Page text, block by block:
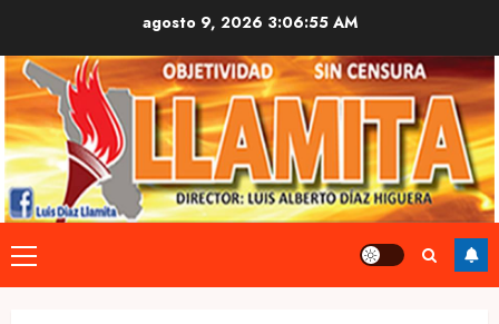
content
agosto 9, 2026 3:06:56 AM
Primary
Menu